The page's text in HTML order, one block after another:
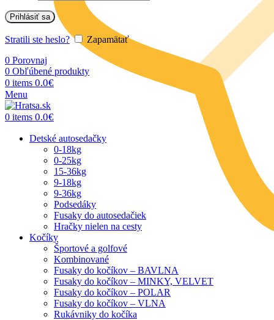
Prihlásiť sa
Stratili ste heslo?
Zapamätať
0 Porovnaj
0 Obľúbené produkty
0 items 0.0€
Menu
0 items 0.0€
Detské autosedačky
0-18kg
0-25kg
15-36kg
9-18kg
9-36kg
Podsedáky
Fusaky do autosedačiek
Hračky nielen na cesty
Kočíky
Športové a golfové
Kombinované
Fusaky do kočíkov – BAVLNA
Fusaky do kočíkov – MINKY, VELVET
Fusaky do kočíkov – POLAR
Fusaky do kočíkov – VLNA
Rukávniky do kočíka